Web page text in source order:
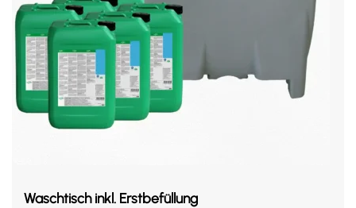
Waschtisch inkl. Erstbefüllung